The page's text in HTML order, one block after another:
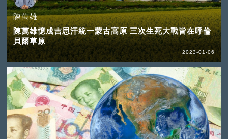
陳萬雄
陳萬雄憶成吉思汗統一蒙古高原 三次生死大戰皆在呼倫
貝爾草原
2023-01-06